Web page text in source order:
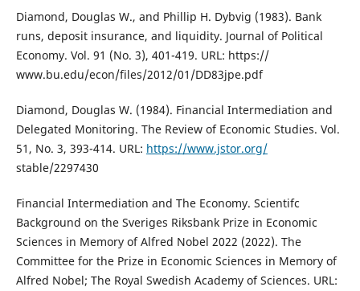
Diamond, Douglas W., and Phillip H. Dybvig (1983). Bank
runs, deposit insurance, and liquidity. Journal of Political
Economy. Vol. 91 (No. 3), 401-419. URL: https://
www.bu.edu/econ/files/2012/01/DD83jpe.pdf
Diamond, Douglas W. (1984). Financial Intermediation and
Delegated Monitoring. The Review of Economic Studies. Vol.
51, No. 3, 393-414. URL: https://www.jstor.org/
stable/2297430
Financial Intermediation and The Economy. Scientifc
Background on the Sveriges Riksbank Prize in Economic
Sciences in Memory of Alfred Nobel 2022 (2022). The
Committee for the Prize in Economic Sciences in Memory of
Alfred Nobel; The Royal Swedish Academy of Sciences. URL: